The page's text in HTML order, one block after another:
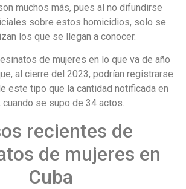
muchos más, pues al no difundirse
sobre estos homicidios, solo se
los que se llegan a conocer.
de mujeres en lo que va de año
al cierre del 2023, podrían registrarse
este tipo que la cantidad notificada en
cuando se supo de 34 actos.
recientes de
de mujeres en
Cuba